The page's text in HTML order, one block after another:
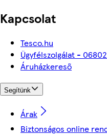
Kapcsolat
Tesco.hu
Ügyfélszolgálat -
Áruházkereső
Segítünk
Árak
Biztonságos online